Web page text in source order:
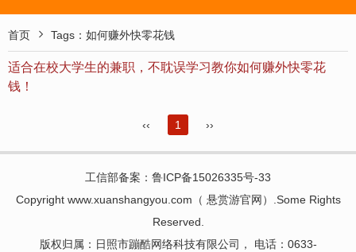
首页  Tags：如何赚外快零花钱
适合在校大学生的兼职，不耽误学习教你如何赚外快零花
钱！
‹‹ 1 ››
工信部备案： 鲁ICP备15026335号-33
Copyright www.xuanshangyou.com（ 悬赏游官网 ）.Some Rights
Reserved.
版权归属：日照市蹦酷网络科技有限公司， 电话：0633-